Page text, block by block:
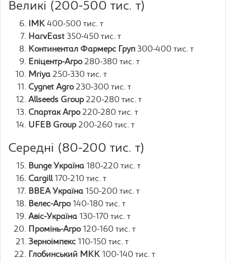
Великі (200-500 тис. т)
ІМК 400-500 тис. т
HarvEast 350-450 тис. т
Континентал Фармерс Груп 300-400 тис. т
Епіцентр-Агро280-380 тис. т
Mriya 250-330 тис. т
Cygnet Agro230-300 тис. т
Allseeds Group220-280 тис. т
Спартак Агро220-280 тис. т
UFEB Group200-260 тис. т
Середні (80-200 тис. т)
Bunge Україна 180-220 тис. т
Cargill170-210 тис. т
ВВЕА Україна 150-200 тис. т
Велес-Агро140-180 тис. т
Авіс-Україна 130-170 тис. т
Промінь-Агро120-160 тис. т
Зерноімпекс 110-150 тис. т
Глобинський МКК 100-140 тис. т